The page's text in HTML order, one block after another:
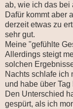
ab, wie ich das bei
Dafür kommt aber
derzeit etwas zu
sehr gut.
Meine "gefühlte
Allerdings steigt
solchen
Nachts schlafe ich
und habe über
Den Unterschied
gespürt, als ich